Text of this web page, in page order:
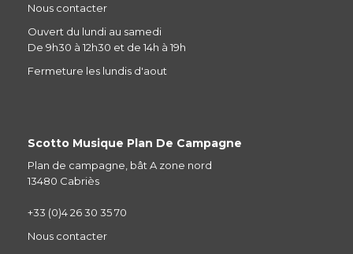
Nous contacter
Ouvert du lundi au samedi
De 9h30 à 12h30 et de 14h à 19h
Fermeture les lundis d'aout
Scotto Musique Plan De Campagne
Plan de campagne, bât A zone nord
13480 Cabriès
+33 (0)4 26 30 35 70
Nous contacter